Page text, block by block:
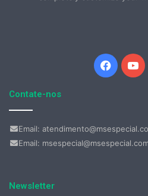
Contate-nos
Email:
Email:
Newsletter